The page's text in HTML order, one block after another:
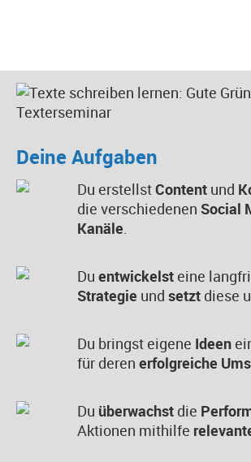
Deine Aufgaben
Du erstellstContent und
die verschiedenen Social
Kanäle.
Du entwickelst eine
Strategie und setzt diese
Du bringst eigene Ideen
für deren erfolgreiche
Du überwachst die
Aktionen mithilfe